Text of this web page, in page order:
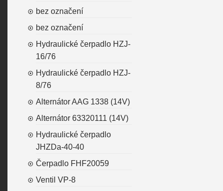
bez označení
bez označení
Hydraulické čerpadlo HZJ-
16/76
Hydraulické čerpadlo HZJ-
8/76
Alternátor AAG 1338 (14V)
Alternátor 63320111 (14V)
Hydraulické čerpadlo
JHZDa-40-40
Čerpadlo FHF20059
Ventil VP-8